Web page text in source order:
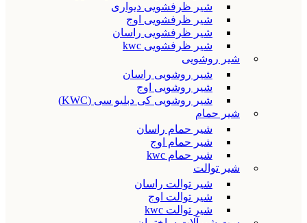
شیر ظرفشویی دیواری
شیر ظرفشویی اوج
شیر ظرفشویی راسان
شیر ظرفشویی kwc
شیر روشویی
شیر روشویی راسان
شیر روشویی اوج
شیر روشویی کی دبلیو سی (KWC)
شیر حمام
شیر حمام راسان
شیر حمام اوج
شیر حمام kwc
شیر توالت
شیر توالت راسان
شیر توالت اوج
شیر توالت kwc